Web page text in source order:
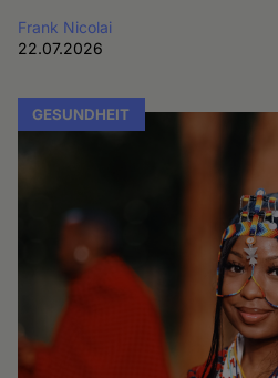
Frank Nicolai
22.07.2026
GESUNDHEIT